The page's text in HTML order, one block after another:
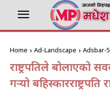
Home Ad-Landscape Adsbar-5
राष्ट्रपतिले बोलाएको
गर्‍यो बहिस्कारराष्ट्रपति